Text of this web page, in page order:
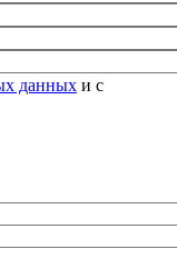
данных и с